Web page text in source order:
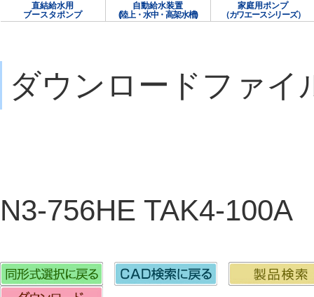
直結給水用
ブースタポンプ
自動給水装置
(陸上・水中・高架水槽)
家庭用ポンプ
（カワエースシリーズ）
ダウンロードファイ
N3-756HE TAK4-